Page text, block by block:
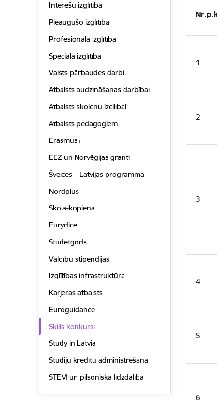
Interešu izglītība
Pieaugušo izglītība
Profesionālā izglītība
Speciālā izglītība
Valsts pārbaudes darbi
Atbalsts audzināšanas darbībai
Atbalsts skolēnu izcilībai
Atbalsts pedagogiem
Erasmus+
EEZ un Norvēģijas granti
Šveices – Latvijas programma
Nordplus
Skola-kopienā
Eurydice
Studētgods
Valdību stipendijas
Izglītības infrastruktūra
Karjeras atbalsts
Euroguidance
Skills konkursi
Study in Latvia
Studiju kredītu administrēšana
STEM un pilsoniskā līdzdalība
1.
2.
3.
4.
5.
6.